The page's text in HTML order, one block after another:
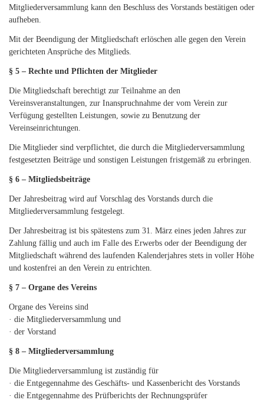
Mitgliederversammlung kann den Beschluss des Vorstands bestätigen oder
aufheben.
Mit der Beendigung der Mitgliedschaft erlöschen alle gegen den Verein
gerichteten Ansprüche des Mitglieds.
§ 5 – Rechte und Pflichten der Mitglieder
Die Mitgliedschaft berechtigt zur Teilnahme an den
Vereinsveranstaltungen, zur Inanspruchnahme der vom Verein zur
Verfügung gestellten Leistungen, sowie zu Benutzung der
Vereinseinrichtungen.
Die Mitglieder sind verpflichtet, die durch die Mitgliederversammlung
festgesetzten Beiträge und sonstigen Leistungen fristgemäß zu erbringen.
§ 6 – Mitgliedsbeiträge
Der Jahresbeitrag wird auf Vorschlag des Vorstands durch die
Mitgliederversammlung festgelegt.
Der Jahresbeitrag ist bis spätestens zum 31. März eines jeden Jahres zur
Zahlung fällig und auch im Falle des Erwerbs oder der Beendigung der
Mitgliedschaft während des laufenden Kalenderjahres stets in voller Höhe
und kostenfrei an den Verein zu entrichten.
§ 7 – Organe des Vereins
Organe des Vereins sind
· die Mitgliederversammlung und
· der Vorstand
§ 8 – Mitgliederversammlung
Die Mitgliederversammlung ist zuständig für
· die Entgegennahme des Geschäfts- und Kassenbericht des Vorstands
· die Entgegennahme des Prüfberichts der Rechnungsprüfer